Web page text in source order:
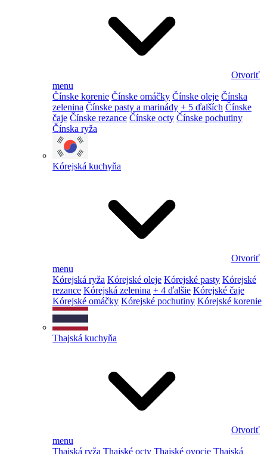
Otvoriť
menu
Čínske korenie Čínske omáčky Čínske oleje Čínska
zelenina Čínske pasty a marinády + 5 ďalších Čínske
čaje Čínske rezance Čínske octy Čínske pochutiny
Čínska ryža
Kórejská kuchyňa
Otvoriť
menu
Kórejská ryža Kórejské oleje Kórejské pasty Kórejské
rezance Kórejská zelenina + 4 ďalšie Kórejské čaje
Kórejské omáčky Kórejské pochutiny Kórejské korenie
Thajská kuchyňa
Otvoriť
menu
Thajská ryža Thajské octy Thajské ovocie Thajská